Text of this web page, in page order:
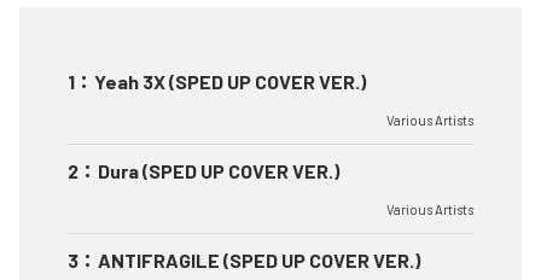
1 ： Yeah 3X (SPED UP COVER VER.)
Various Artists
2 ： Dura (SPED UP COVER VER.)
Various Artists
3 ： ANTIFRAGILE (SPED UP COVER VER.)